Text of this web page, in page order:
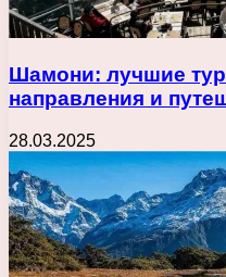
Шамони: лучшие
направления и
28.03.2025